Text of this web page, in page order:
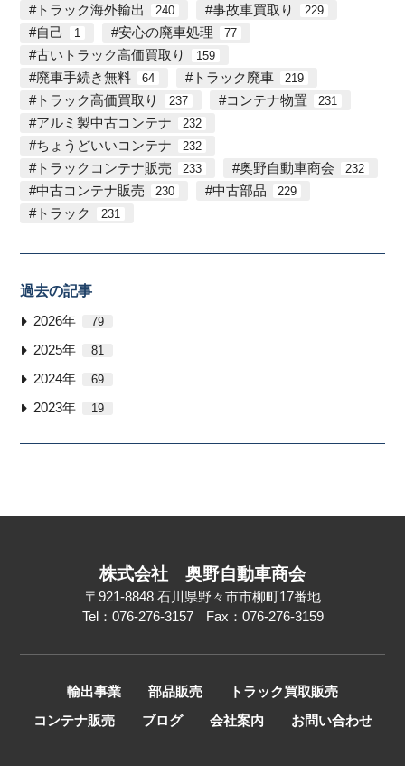
トラック海外輸出 240 事故車買取り 229
自己 1 安心の廃車処理 77
古いトラック高価買取り 159
廃車手続き無料 64 トラック廃車 219
トラック高価買取り 237 コンテナ物置 231
アルミ製中古コンテナ 232
ちょうどいいコンテナ 232
トラックコンテナ販売 233 奥野自動車商会 232
中古コンテナ販売 230 中古部品 229
トラック 231
過去の記事
2026年 79
2025年 81
2024年 69
2023年 19
株式会社 奥野自動車商会
〒921-8848 石川県野々市市柳町17番地
Tel：076-276-3157
Fax：076-276-3159
輸出事業 部品販売
トラック買取販売
コンテナ販売
ブログ 会社案内 お問い合わせ